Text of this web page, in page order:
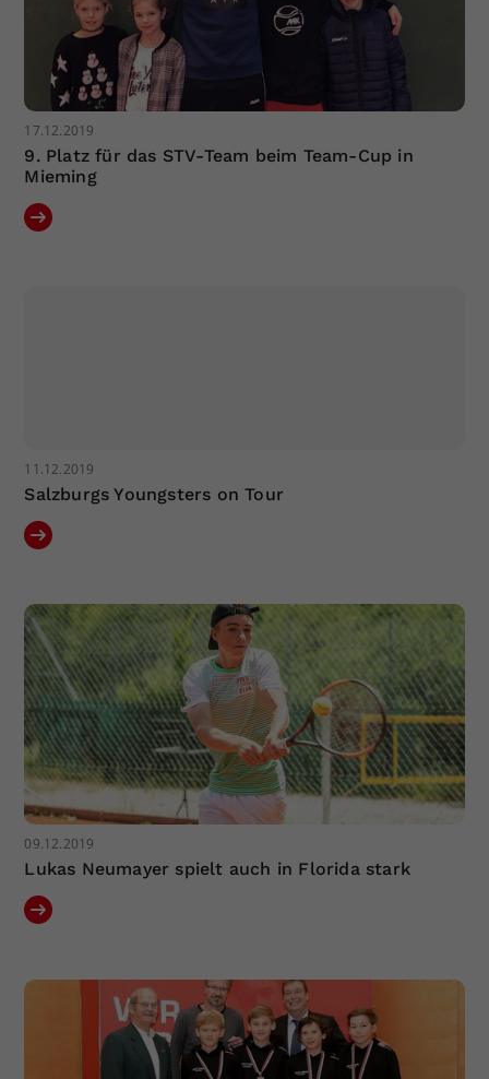
17.12.2019
9. Platz für das STV-Team beim Team-Cup in
Mieming
11.12.2019
Salzburgs Youngsters on Tour
09.12.2019
Lukas Neumayer spielt auch in Florida stark